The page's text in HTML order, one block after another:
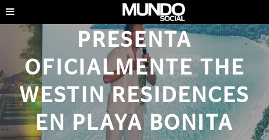
EMPRESAS BERN
PRESENTA
OFICIALMENTE THE
WESTIN RESIDENCES
EN PLAYA BONITA